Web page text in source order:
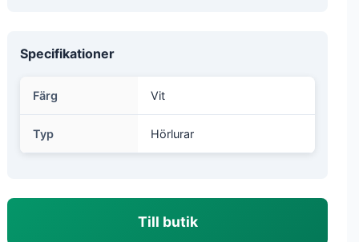
Specifikationer
Färg Vit
Typ Hörlurar
Till butik